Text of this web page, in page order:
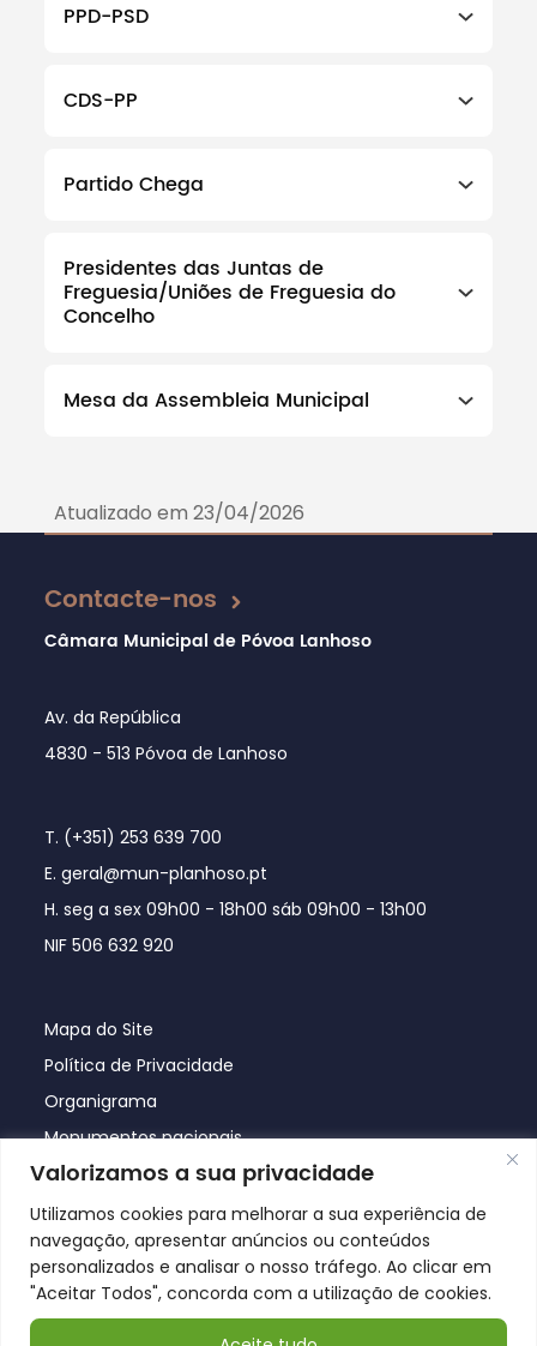
Valorizamos a sua privacidade
Utilizamos cookies para melhorar a sua experiência de
navegação, apresentar anúncios ou conteúdos
personalizados e analisar o nosso tráfego. Ao clicar em
"Aceitar Todos", concorda com a utilização de cookies.
PPD-PSD
CDS-PP
Partido Chega
Presidentes das Juntas de
Freguesia/Uniões de Freguesia do
Concelho
Mesa da Assembleia Municipal
Atualizado em 23/04/2026
Contacte-nos
Câmara Municipal de Póvoa Lanhoso
Av. da República
4830 - 513 Póvoa de Lanhoso
T. (+351) 253 639 700
E. geral@mun-planhoso.pt
H. seg a sex 09h00 - 18h00 sáb 09h00 - 13h00
NIF 506 632 920
Mapa do Site
Política de Privacidade
Organigrama
Monumentos nacionais